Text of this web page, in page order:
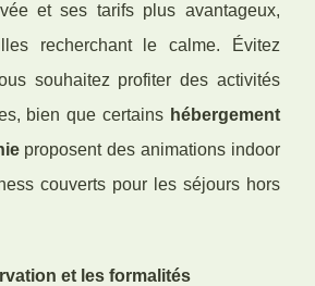
et ses tarifs plus avantageux,
recherchant le calme. Évitez
souhaitez profiter des activités
bien que certains hébergement
proposent des animations indoor
couverts pour les séjours hors
et les formalités